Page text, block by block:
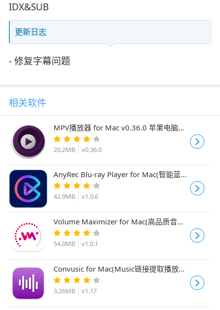
IDX&SUB
更新日志
- 修复字幕问题
相关软件
MPV播放器 for Mac v0.36.0 苹果电脑免
费版(全适配)
20.2MB v0.36.0
AnyRec Blu-ray Player for Mac(智能蓝光
播放器) v1.0.6 直装激活版
42.9MB v1.0.6
Volume Maximizer for Mac(高品质音乐
播放器) v1.0.1 直装破解版
54.0MB v1.0.1
Convusic for Mac(Music链接提取播放器)
v1.17 直装激活版
3.26MB v1.17